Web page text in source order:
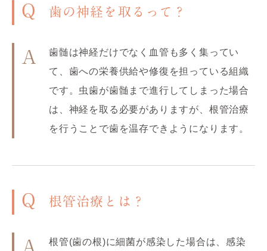
Q 歯の神経を取るって？
A
歯髄は神経だけでなく血管も多く集ってい
て、歯への栄養供給や修復を担っている組織
です。虫歯が歯髄まで進行してしまった場合
は、神経を取る必要がありますが、根管治療
を行うことで歯を温存できようになります。
Q 根管治療とは？
A
根管(歯の根)に細菌が感染した場合は、感染